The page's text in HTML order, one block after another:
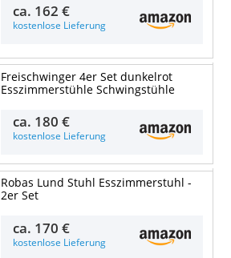
ca. 162 €
kostenlose Lieferung
Freischwinger 4er Set dunkelrot
Esszimmerstühle Schwingstühle
ca. 180 €
kostenlose Lieferung
Robas Lund Stuhl Esszimmerstuhl -
2er Set
ca. 170 €
kostenlose Lieferung